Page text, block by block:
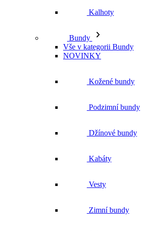
Kalhoty
Bundy
Vše v kategorii Bundy
NOVINKY
Kožené bundy
Podzimní bundy
Džínové bundy
Kabáty
Vesty
Zimní bundy